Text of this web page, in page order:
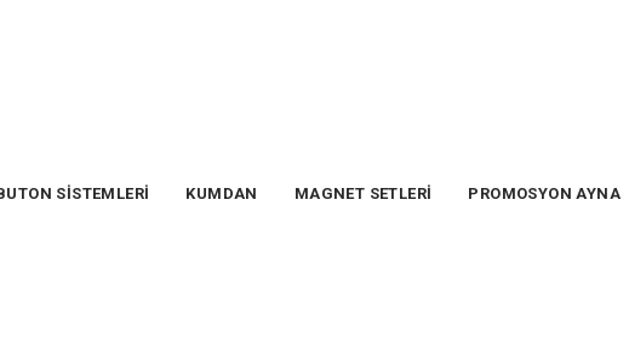
SİSTEMLERİ KUMDAN MAGNET SETLERİ PROMOSYON AYNA